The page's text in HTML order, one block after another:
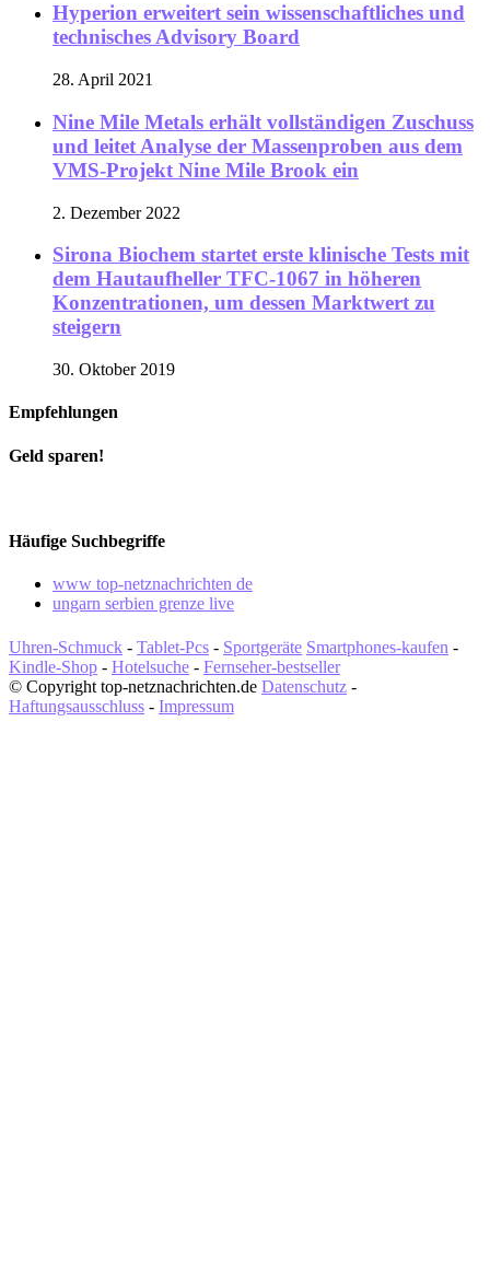
Hyperion erweitert sein wissenschaftliches und
technisches Advisory Board
28. April 2021
Nine Mile Metals erhält vollständigen Zuschuss
und leitet Analyse der Massenproben aus dem
VMS-Projekt Nine Mile Brook ein
2. Dezember 2022
Sirona Biochem startet erste klinische Tests mit
dem Hautaufheller TFC-1067 in höheren
Konzentrationen, um dessen Marktwert zu
steigern
30. Oktober 2019
Empfehlungen
Geld sparen!
Häufige Suchbegriffe
www top-netznachrichten de
ungarn serbien grenze live
Uhren-Schmuck - Tablet-Pcs - Sportgeräte Smartphones-kaufen -
Kindle-Shop - Hotelsuche - Fernseher-bestseller
© Copyright top-netznachrichten.de Datenschutz -
Haftungsausschluss - Impressum